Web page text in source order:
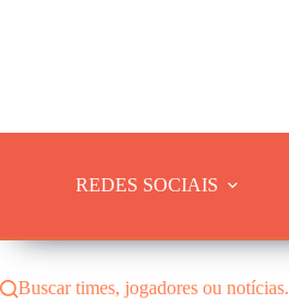
REDES SOCIAIS
Buscar times, jogadores ou